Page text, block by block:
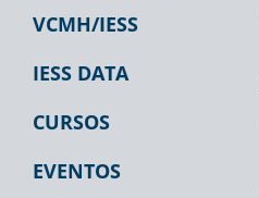
VCMH/IESS
IESS DATA
CURSOS
EVENTOS